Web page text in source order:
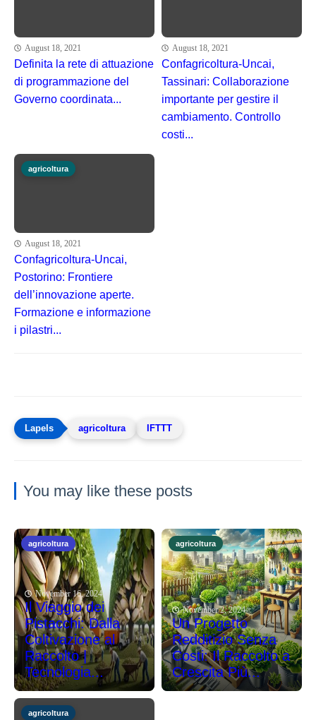
August 18, 2021
Definita la rete di attuazione
di programmazione del
Governo coordinata...
August 18, 2021
Confagricoltura-Uncai,
Tassinari: Collaborazione
importante per gestire il
cambiamento. Controllo
costi...
agricoltura
August 18, 2021
Confagricoltura-Uncai,
Postorino: Frontiere
dell’innovazione aperte.
Formazione e informazione
i pilastri...
agricoltura IFTTT
You may like these posts
agricoltura
November 16, 2024
Il Viaggio dei
Pistacchi: Dalla
Coltivazione al
Raccolto |
Tecnologia...
agricoltura
November 2, 2024
Un Progetto
Redditizio Senza
Costi: Il Raccolto a
Crescita Più...
agricoltura